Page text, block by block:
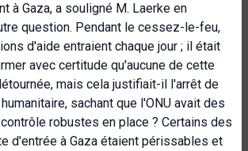
à Gaza, a souligné M. Laerke en
question. Pendant le cessez-le-feu,
d'aide entraient chaque jour ; il était
avec certitude qu'aucune de cette
mais cela justifiait-il l'arrêt de
sachant que l'ONU avait des
robustes en place ? Certains des
d'entrée à Gaza étaient périssables et